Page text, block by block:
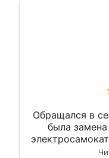
Обращался в
была
сделали в